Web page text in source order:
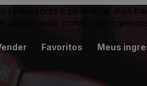
e podem ser mais
um provedor primário de
Favoritos Meus